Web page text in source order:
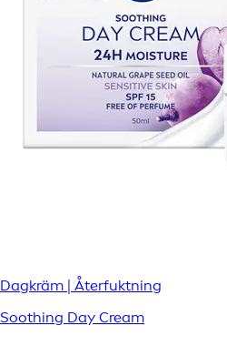
Dagkräm | Återfuktning
Soothing Day Cream